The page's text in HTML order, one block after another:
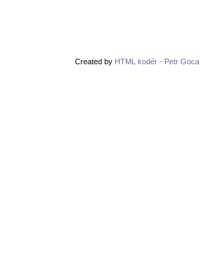
Created by HTML kodér - Petr Goca